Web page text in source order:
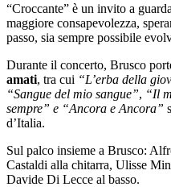
“Croccante” è un invito a
maggiore consapevolezza,
passo, sia sempre possibile
Durante il concerto, Brusco
amati, tra cui “L’erba della
“Sangue del mio sangue”, “Il
sempre” e “Ancora e Ancora”
d’Italia.
Sul palco insieme a Brusco:
Castaldi alla chitarra, Ulisse
Davide Di Lecce al basso.